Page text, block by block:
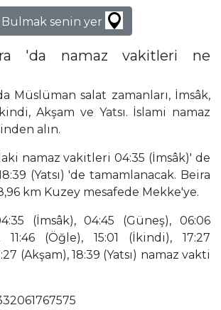
Bulmak senin yer
'da namaz vakitleri ne
Müslüman salat zamanları, İmsâk,
Akşam ve Yatsı. İslami namaz
alın.
namaz vakitleri 04:35 (İmsâk)' de
(Yatsı) 'de tamamlanacak. Beira
km Kuzey mesafede Mekke'ye.
(İmsâk), 04:45 (Güneş), 06:06
11:46 (Öğle), 15:01 (İkindi), 17:27
(Akşam), 18:39 (Yatsı) namaz vakti